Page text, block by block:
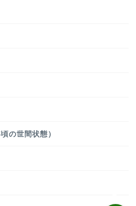
の世間状態）おもろくない話